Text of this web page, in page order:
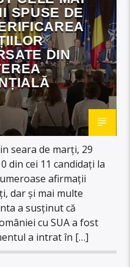
SPUSE DE
DIN
seara de marți, 29
din cei 11 candidați la
afirmații
dar și mai multe
a susținut că
cu SUA a fost
a intrat în […]